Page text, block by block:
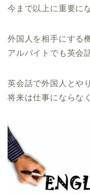
今まで以上に重要に
外国人を相手にする
アルバイトでも英会
英会話で外国人とや
将来は仕事にならな